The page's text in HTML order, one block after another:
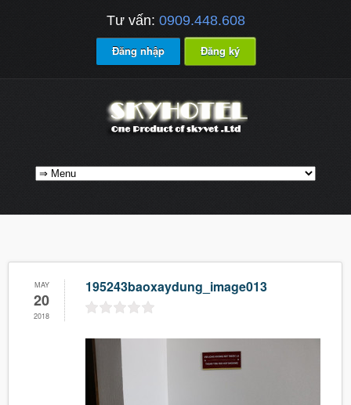
Tư vấn: 0909.448.608
Đăng nhập Đăng ký
MAY
20
2018
195243baoxaydung_image013